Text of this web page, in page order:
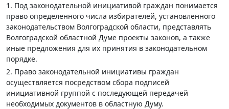
1. Под законодательной инициативой граждан понимается
право определенного числа избирателей, установленного
законодательством Волгоградской области, представлять
Волгоградской областной Думе проекты законов, а также
иные предложения для их принятия в законодательном
порядке.
2. Право законодательной инициативы граждан
осуществляется посредством сбора подписей
инициативной группой с последующей передачей
необходимых документов в областную Думу.